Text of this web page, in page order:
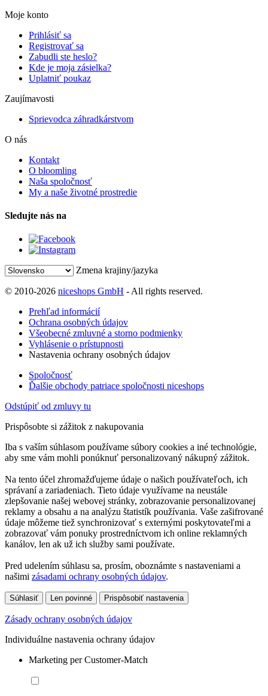
Moje konto
Prihlásiť sa
Registrovať sa
Zabudli ste heslo?
Kde je moja zásielka?
Uplatniť poukaz
Zaujímavosti
Sprievodca záhradkárstvom
O nás
Kontakt
O bloomling
Naša spoločnosť
My a naše životné prostredie
Sledujte nás na
Zmena krajiny/jazyka
© 2010-2026 niceshops GmbH - All rights reserved.
Prehľad informácií
Ochrana osobných údajov
Všeobecné zmluvné a storno podmienky
Vyhlásenie o prístupnosti
Nastavenia ochrany osobných údajov
Spoločnosť
Ďalšie obchody patriace spoločnosti niceshops
Odstúpiť od zmluvy tu
Prispôsobte si zážitok z nakupovania
Iba s vaším súhlasom používame súbory cookies a iné technológie,
aby sme vám mohli ponúknuť personalizovaný nákupný zážitok.
Na tento účel zhromažďujeme údaje o našich používateľoch, ich
správaní a zariadeniach. Tieto údaje využívame na neustále
zlepšovanie našej webovej stránky, zobrazovanie personalizovanej
reklamy a obsahu a na analýzu štatistík používania. Vaše zašifrované
údaje môžeme tiež synchronizovať s externými poskytovateľmi a
zobrazovať vám ponuky prostredníctvom ich online reklamných
kanálov, len ak už ich služby sami používate.
Pred udelením súhlasu sa, prosím, oboznámte s nastaveniami a
našimi zásadami ochrany osobných údajov.
Súhlasiť Len povinné Prispôsobiť nastavenia
Zásady ochrany osobných údajov
Individuálne nastavenia ochrany údajov
Marketing per Customer-Match